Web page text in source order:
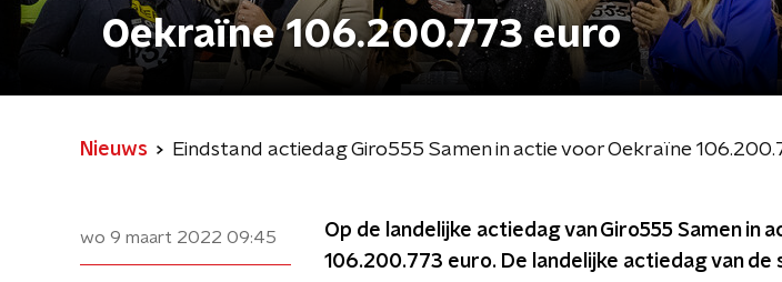
Oekraïne 106.200.773 euro
Nieuws Eindstand actiedag Giro555 Samen in actie voor Oekraïne
wo 9 maart 2022 09:45
Op de landelijke actiedag van Giro555 Samen
106.200.773 euro. De landelijke actiedag van